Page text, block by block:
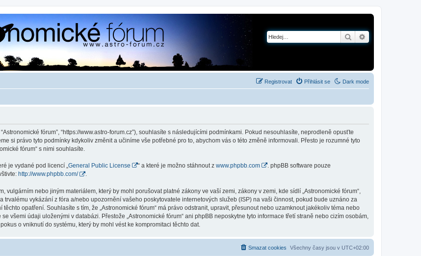
Hledat
Dark mode
Přihlásit se
Registrovat
“Astronomické fórum”, “https://www.astro-forum.cz”), souhlasíte s následujícími podmínkami. Pokud nesouhlasíte, neprodleně opusťte
si právo tyto podmínky kdykoliv změnit a učiníme vše potřebné pro to, abychom vás o této změně informovali. Přesto je rozumné tyto
fórum“ s nimi souhlasíte.
je vydané pod licencí „General Public License “ a které je možno stáhnout z www.phpbb.com
. phpBB software pouze
http://www.phpbb.com/ .
nebo jiným materiálem, který by mohl porušovat platné zákony ve vaší zemi, zákony v zemi, kde sídlí „Astronomické fórum“,
vykázání z fóra a/nebo upozornění vašeho poskytovatele internetových služeb (ISP) na vaši činnost, pokud bude uznáno za
opatření. Souhlasíte s tím, že „Astronomické fórum“ má právo odstranit, upravit, přesunout nebo uzamknout jakékoliv téma nebo
všemi údaji uloženými v databázi. Přestože „Astronomické fórum“ ani phpBB neposkytne tyto informace třetí straně nebo cizím osobám,
o vniknutí do systému, který by mohl vést ke kompromitaci těchto dat.
Všechny časy jsou v UTC+02:00
Smazat cookies